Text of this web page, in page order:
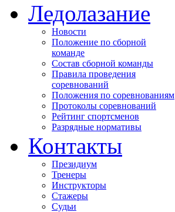
Ледолазание
Новости
Положение по сборной
команде
Состав сборной команды
Правила проведения
соревнований
Положения по соревнованиям
Протоколы соревнований
Рейтинг спортсменов
Разрядные нормативы
Контакты
Президиум
Тренеры
Инструкторы
Стажеры
Судьи